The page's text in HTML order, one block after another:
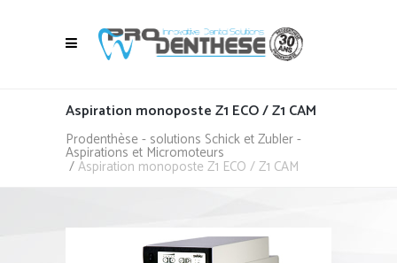
Aspiration monoposte Z1 ECO / Z1 CAM
Prodenthèse - solutions Schick et Zubler -
Aspirations et Micromoteurs
/Aspiration monoposte Z1 ECO / Z1 CAM